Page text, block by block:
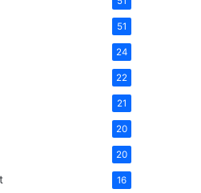
51
24
22
21
20
20
16